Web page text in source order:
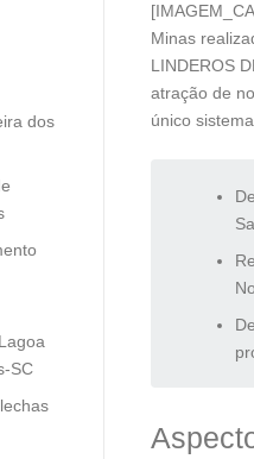
Minas
LINDEROS
atração de
único
dos
SC